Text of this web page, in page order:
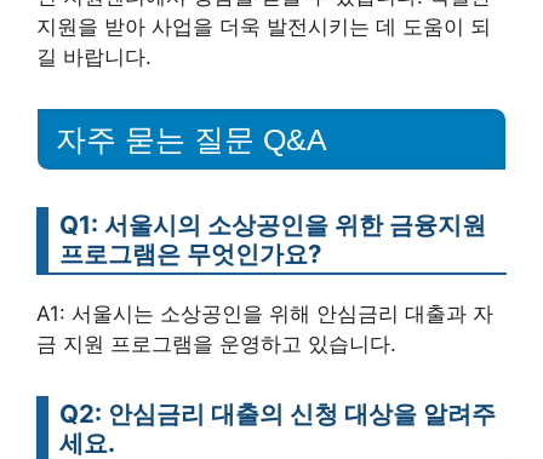
지원을 받아 사업을 더욱 발전시키는 데 도움이 되
길 바랍니다.
자주 묻는 질문 Q&A
Q1: 서울시의 소상공인을 위한 금융지원
프로그램은 무엇인가요?
A1: 서울시는 소상공인을 위해 안심금리 대출과 자
금 지원 프로그램을 운영하고 있습니다.
Q2: 안심금리 대출의 신청 대상을 알려주
세요.